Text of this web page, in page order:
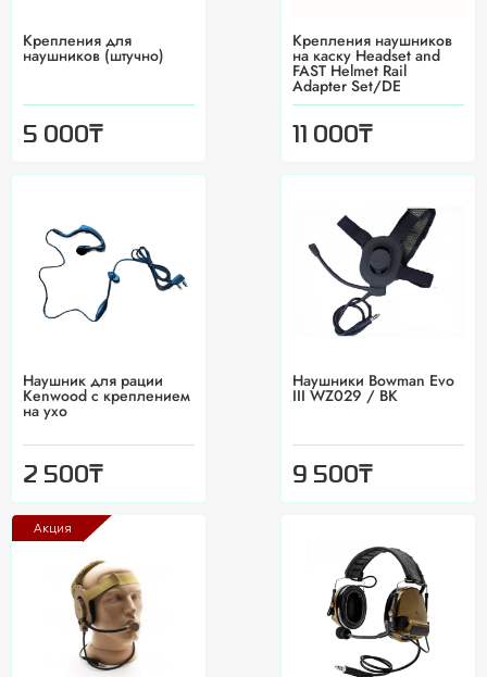
Крепления для
наушников (штучно)
5 000₸
Крепления наушников
на каску Headset and
FAST Helmet Rail
Adapter Set/DE
11 000₸
Наушник для рации
Kenwood с креплением
на ухо
2 500₸
Наушники Bowman Evo
III WZ029 / BK
9 500₸
Акция